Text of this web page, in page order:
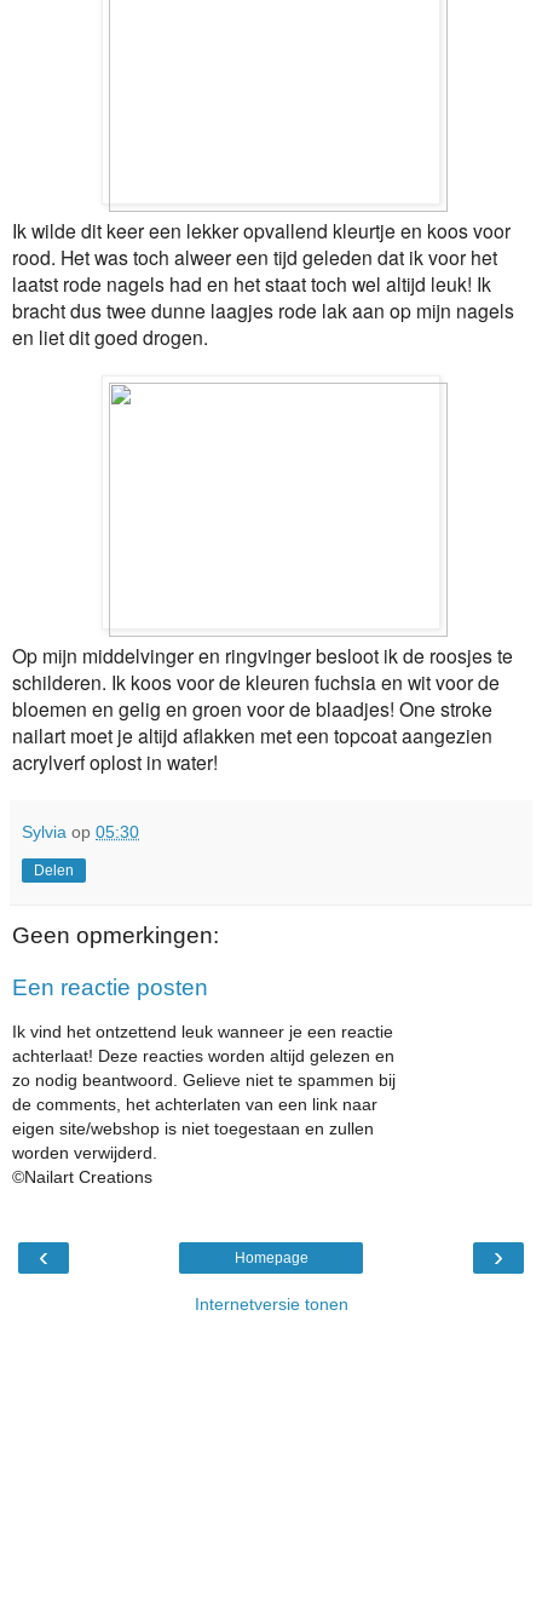
Ik wilde dit keer een lekker opvallend kleurtje en koos voor
rood. Het was toch alweer een tijd geleden dat ik voor het
laatst rode nagels had en het staat toch wel altijd leuk! Ik
bracht dus twee dunne laagjes rode lak aan op mijn nagels
en liet dit goed drogen.
Op mijn middelvinger en ringvinger besloot ik de roosjes te
schilderen. Ik koos voor de kleuren fuchsia en wit voor de
bloemen en gelig en groen voor de blaadjes! One stroke
nailart moet je altijd aflakken met een topcoat aangezien
acrylverf oplost in water!
Sylvia op 05:30
Delen
Geen opmerkingen:
Een reactie posten
Ik vind het ontzettend leuk wanneer je een reactie
achterlaat! Deze reacties worden altijd gelezen en
zo nodig beantwoord. Gelieve niet te spammen bij
de comments, het achterlaten van een link naar
eigen site/webshop is niet toegestaan en zullen
worden verwijderd.
©Nailart Creations
‹ ›
Homepage
Internetversie tonen